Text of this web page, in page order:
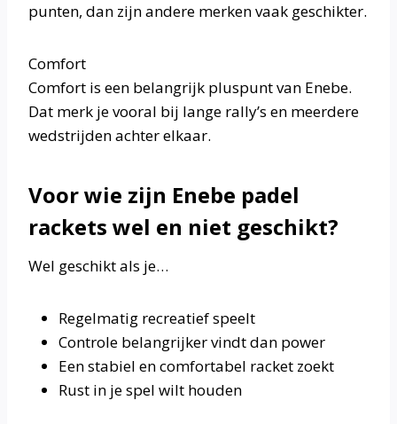
punten, dan zijn andere merken vaak geschikter.
Comfort
Comfort is een belangrijk pluspunt van Enebe.
Dat merk je vooral bij lange rally’s en meerdere
wedstrijden achter elkaar.
Voor wie zijn Enebe padel
rackets wel en niet geschikt?
Wel geschikt als je…
Regelmatig recreatief speelt
Controle belangrijker vindt dan power
Een stabiel en comfortabel racket zoekt
Rust in je spel wilt houden